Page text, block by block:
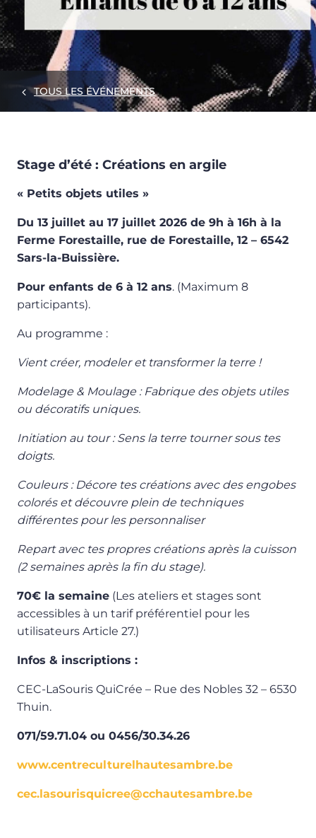
TOUS LES ÉVÉNEMENTS
Stage d’été : Créations en argile
« Petits objets utiles »
Du 13 juillet au 17 juillet 2026 de 9h à 16h à la
Ferme Forestaille, rue de Forestaille, 12 – 6542
Sars-la-Buissière.
Pour enfants de 6 à 12 ans. (Maximum 8
participants).
Au programme :
Vient créer, modeler et transformer la terre !
Modelage & Moulage : Fabrique des objets utiles
ou décoratifs uniques.
Initiation au tour : Sens la terre tourner sous tes
doigts.
Couleurs : Décore tes créations avec des engobes
colorés et découvre plein de techniques
différentes pour les personnaliser
Repart avec tes propres créations après la cuisson
(2 semaines après la fin du stage).
70€ la semaine (Les ateliers et stages sont
accessibles à un tarif préférentiel pour les
utilisateurs Article 27.)
Infos & inscriptions :
CEC-LaSouris QuiCrée – Rue des Nobles 32 – 6530
Thuin.
071/59.71.04 ou 0456/30.34.26
www.centreculturelhautesambre.be
cec.lasourisquicree@cchautesambre.be